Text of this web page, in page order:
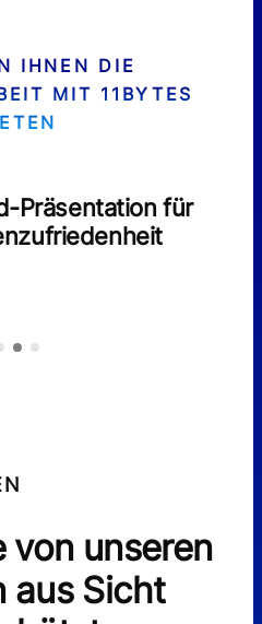
IHNEN DIE
MIT 11BYTES
Präsentation für
von unseren
aus Sicht